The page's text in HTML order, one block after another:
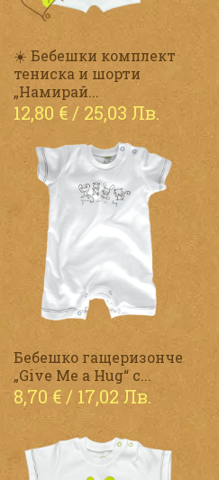
☀️ Бебешки комплект
тениска и шорти
„Намирай...
12,80 € / 25,03 Лв.
Бебешко гащеризонче
„Give Me a Hug“ с...
8,70 €/ 17,02 Лв.